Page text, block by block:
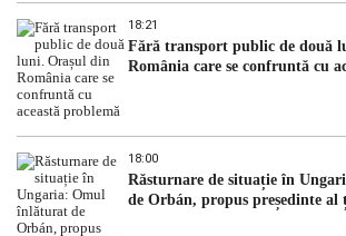
18:21
Fără transport public de două
România care se confruntă cu
18:00
Răsturnare de situație în
de Orbán, propus președinte al